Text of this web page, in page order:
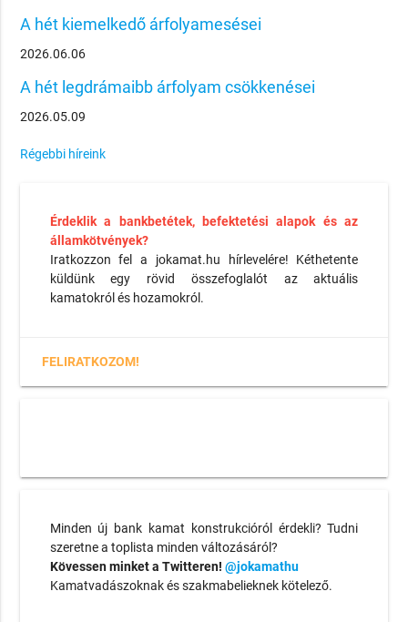
A hét kiemelkedő árfolyamesései
2026.06.06
A hét legdrámaibb árfolyam csökkenései
2026.05.09
Régebbi híreink
Érdeklik a bankbetétek, befektetési alapok és az
államkötvények?
Iratkozzon fel a jokamat.hu hírlevelére! Kéthetente
küldünk egy rövid összefoglalót az aktuális
kamatokról és hozamokról.
FELIRATKOZOM!
Minden új bank kamat konstrukcióról érdekli? Tudni
szeretne a toplista minden változásáról?
Kövessen minket a Twitteren! @jokamathu
Kamatvadászoknak és szakmabelieknek kötelező.